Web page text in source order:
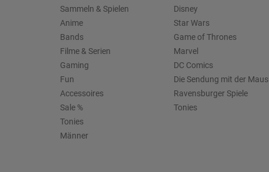
Sammeln & Spielen
Anime
Bands
Filme & Serien
Gaming
Fun
Accessoires
Sale %
Tonies
Männer
Disney
Star Wars
Game of Thrones
Marvel
DC Comics
Die Sendung mit der Maus
Ravensburger Spiele
Tonies